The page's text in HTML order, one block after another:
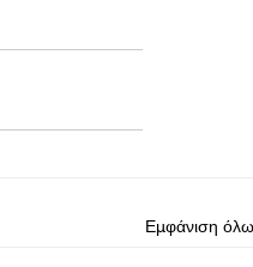
Εμφάνιση